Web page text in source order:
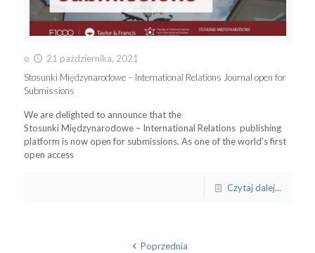
o
21 października, 2021
Stosunki Międzynarodowe – International Relations Journal open for
Submissions
We are delighted to announce that the
Stosunki Międzynarodowe – International Relations publishing
platform is now open for submissions. As one of the world’s first
open access
Czytaj dalej...
Poprzednia